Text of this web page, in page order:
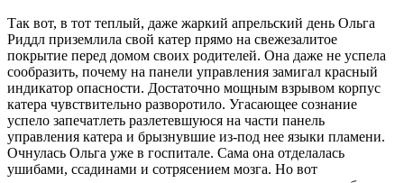
Так вот, в тот теплый, даже жаркий апрельский день Ольга
Риддл приземлила свой катер прямо на свежезалитое
покрытие перед домом своих родителей. Она даже не успела
сообразить, почему на панели управления замигал красный
индикатор опасности. Достаточно мощным взрывом корпус
катера чувствительно разворотило. Угасающее сознание
успело запечатлеть разлетевшуюся на части панель
управления катера и брызнувшие из-под нее языки пламени.
Очнулась Ольга уже в госпитале. Сама она отделалась
ушибами, ссадинами и сотрясением мозга. Но вот